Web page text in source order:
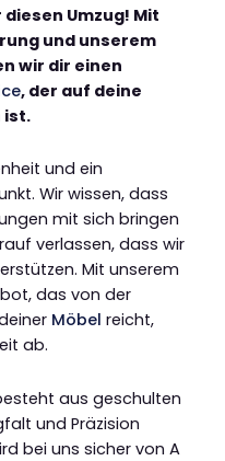
Umzug! Mit
und unserem
wir dir einen
, der auf deine
ist.
und ein
Wir wissen, dass
mit sich bringen
verlassen, dass wir
Mit unserem
das von der
Möbel reicht,
ab.
aus geschulten
und Präzision
bei uns sicher von A